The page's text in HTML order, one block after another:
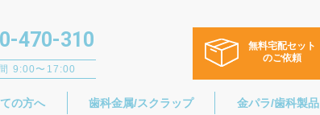
470-310
9:00〜17:00
無料宅配セット
のご依頼
の方へ 歯科金属/スクラップ 金パラ/歯科製品